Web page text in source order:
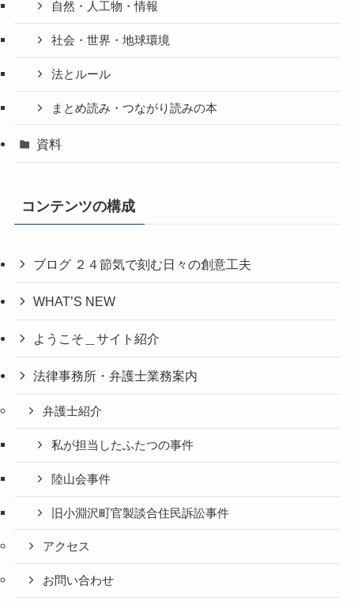
自然・人工物・情報
社会・世界・地球環境
法とルール
まとめ読み・つながり読みの本
資料
コンテンツの構成
ブログ ２４節気で刻む日々の創意工夫
WHAT’S NEW
ようこそ＿サイト紹介
法律事務所・弁護士業務案内
弁護士紹介
私が担当したふたつの事件
陸山会事件
旧小淵沢町官製談合住民訴訟事件
アクセス
お問い合わせ